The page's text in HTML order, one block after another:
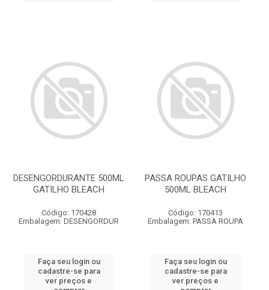
DESENGORDURANTE 500ML
GATILHO BLEACH
Código: 170428
Embalagem: DESENGORDUR
Faça seu login ou
cadastre-se para
ver preços e
PASSA ROUPAS GATILHO
500ML BLEACH
Código: 170413
Embalagem: PASSA ROUPA
Faça seu login ou
cadastre-se para
ver preços e